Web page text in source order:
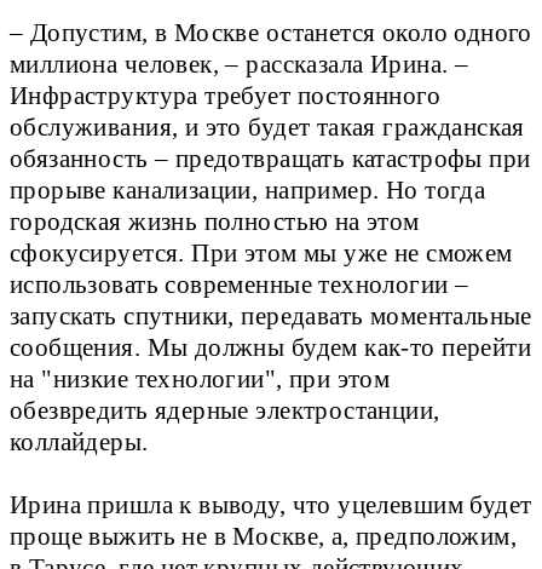
– Допустим, в Москве останется около одного
миллиона человек, – рассказала Ирина. –
Инфраструктура требует постоянного
обслуживания, и это будет такая гражданская
обязанность – предотвращать катастрофы при
прорыве канализации, например. Но тогда
городская жизнь полностью на этом
сфокусируется. При этом мы уже не сможем
использовать современные технологии –
запускать спутники, передавать моментальные
сообщения. Мы должны будем как-то перейти
на "низкие технологии", при этом
обезвредить ядерные электростанции,
коллайдеры.
Ирина пришла к выводу, что уцелевшим будет
проще выжить не в Москве, а, предположим,